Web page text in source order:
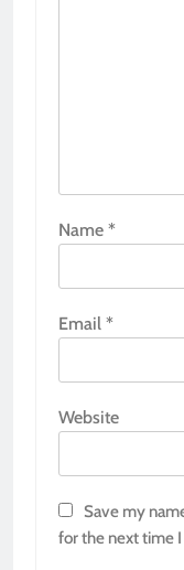
Name *
Email *
Website
Save my
for the next time